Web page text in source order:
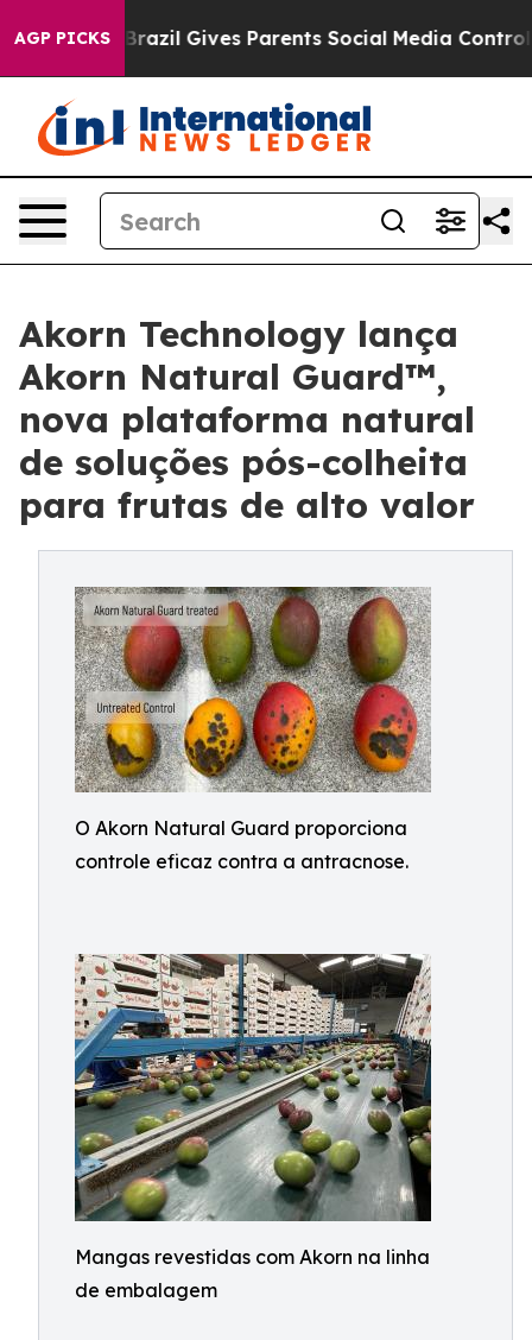
AGP PICKS
Brazil Gives Parents Social Media Controls for
Akorn Technology lança
Akorn Natural Guard™,
nova plataforma natural
de soluções pós-colheita
para frutas de alto valor
O Akorn Natural Guard proporciona
controle eficaz contra a antracnose.
Mangas revestidas com Akorn na linha
de embalagem